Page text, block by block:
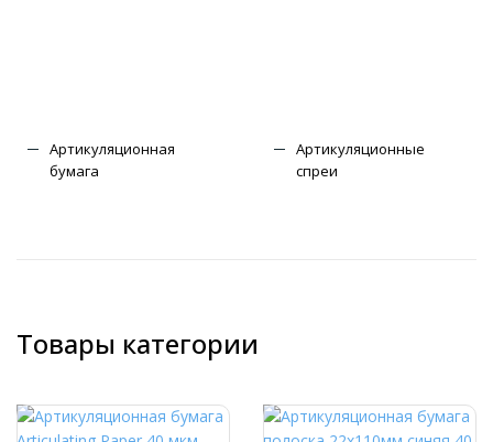
Артикуляционная
бумага
Артикуляционные
спреи
Товары категории